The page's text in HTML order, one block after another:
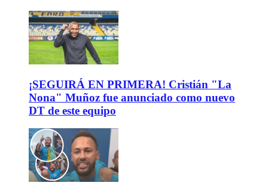
¡SEGUIRÁ EN PRIMERA! Cristián "La
Nona" Muñoz fue anunciado como nuevo
DT de este equipo